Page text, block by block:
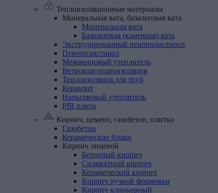
Теплоизоляционные материалы
Минеральная вата, базальтовая вата
Минеральная вата
Базальтовая (каменная) вата
Экструдированный пенополистирол
Пенополистирол
Межвенцовый утеплитель
Ветровлагопароизоляция
Теплоизоляция для труб
Керамзит
Напыляемый утеплитель
PIR плита
Кирпич, цемент, газобетон, плитка
Газобетон
Керамические блоки
Кирпич лицевой
Бетонный кирпич
Силикатный кирпич
Керамический кирпич
Кирпич ручной формовки
Кирпич клинкерный